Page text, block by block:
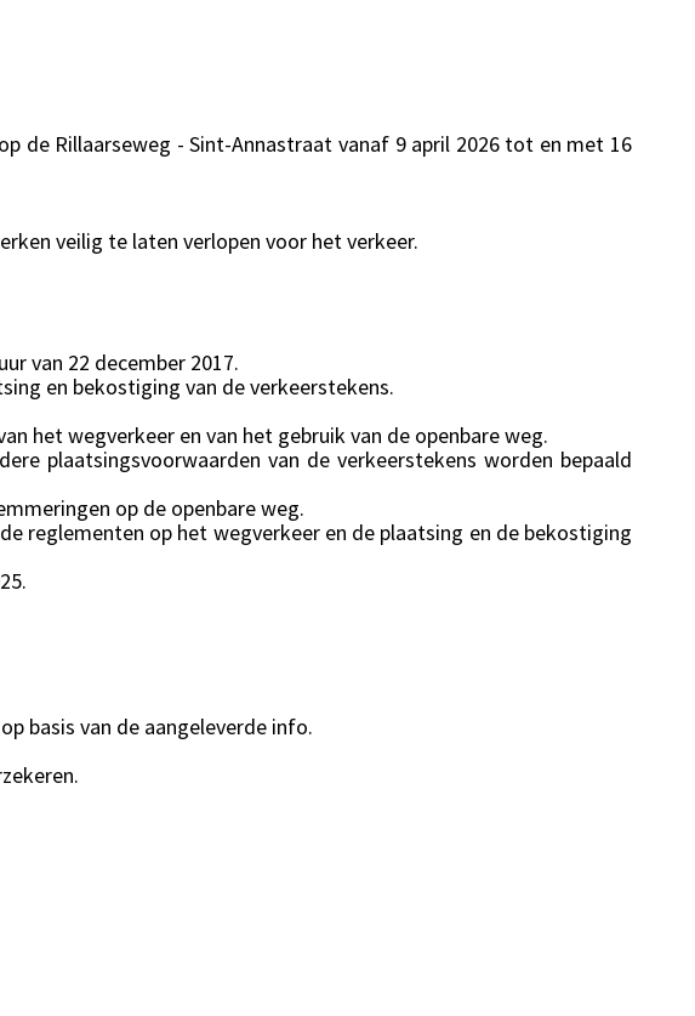
de Rillaarseweg - Sint-Annastraat vanaf 9 april 2026 tot en met 16
veilig te laten verlopen voor het verkeer.
van 22 december 2017.
en bekostiging van de verkeerstekens.
het wegverkeer en van het gebruik van de openbare weg.
plaatsingsvoorwaarden van de verkeerstekens worden bepaald
op de openbare weg.
reglementen op het wegverkeer en de plaatsing en de bekostiging
basis van de aangeleverde info.